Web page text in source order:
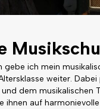
gebe ich mein
weiter.
dem musikalischen
ihnen auf